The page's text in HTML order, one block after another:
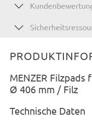
MENZER Filzpads
Ø 406 mm / Filz
Technische Daten